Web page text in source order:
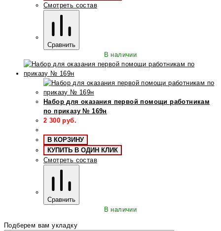
Смотреть состав
Сравнить
В наличии
Набор для оказания первой помощи работникам
по приказу № 169н
2 300 руб.
В КОРЗИНУ
КУПИТЬ В ОДИН КЛИК
Смотреть состав
Сравнить
В наличии
Подберем вам укладку